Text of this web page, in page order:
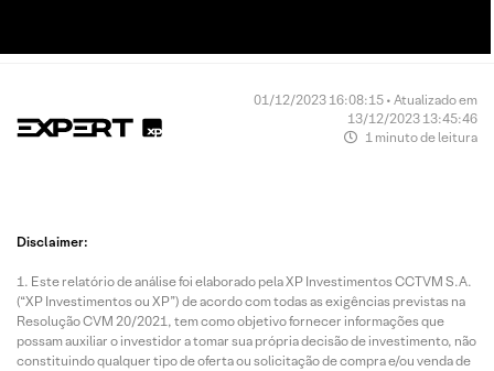
01/12/2023 16:08:15 • Atualizado em
13/12/2023 13:45:46
1 minuto de leitura
Disclaimer:
Este relatório de análise foi elaborado pela XP Investimentos CCTVM S.A.
(“XP Investimentos ou XP”) de acordo com todas as exigências previstas na
Resolução CVM 20/2021, tem como objetivo fornecer informações que
possam auxiliar o investidor a tomar sua própria decisão de investimento, não
constituindo qualquer tipo de oferta ou solicitação de compra e/ou venda de